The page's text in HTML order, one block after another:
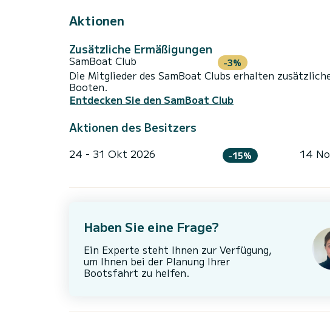
Aktionen
Zusätzliche Ermäßigungen
SamBoat Club -3%
Die Mitglieder des SamBoat Clubs erhalten
Booten.
Entdecken Sie den SamBoat Club
Aktionen des Besitzers
24 - 31 Okt 2026 -15% 14
Haben Sie eine Frage?
Ein Experte steht Ihnen zur Verfügung,
um Ihnen bei der Planung Ihrer
Bootsfahrt zu helfen.